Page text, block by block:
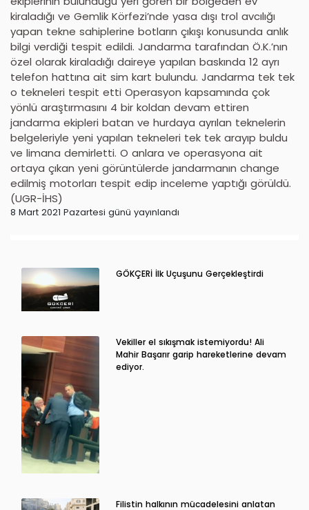
kiraladığı ve Gemlik Körfezi’nde yasa dışı trol avcılığı
yapan tekne sahiplerine botların çıkışı konusunda anlık
bilgi verdiği tespit edildi. Jandarma tarafından Ö.K.’nın
özel olarak kiraladığı daireye yapılan baskında 12 ayrı
telefon hattına ait sim kart bulundu. Jandarma tek tek
o tekneleri tespit etti Operasyon kapsamında çok
yönlü araştırmasını 4 bir koldan devam ettiren
jandarma ekipleri batan ve hurdaya ayrılan teknelerin
belgeleriyle yeni yapılan tekneleri tek tek arayıp buldu
ve limana demirletti. O anlara ve operasyona ait
ortaya çıkan yeni görüntülerde jandarmanın change
edilmiş motorları tespit edip inceleme yaptığı görüldü.
(UGR-İHS)
8 Mart 2021 Pazartesi günü yayınlandı
GÖKÇERİ İlk Uçuşunu Gerçekleştirdi
Vekiller el sıkışmak istemiyordu! Ali
Mahir Başarır garip hareketlerine devam
ediyor.
Filistin halkının mücadelesini anlatan